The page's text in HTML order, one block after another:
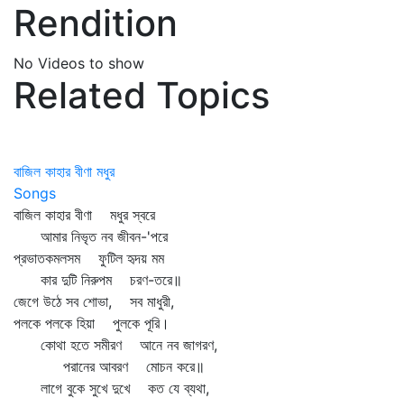
Rendition
No Videos to show
Related Topics
বাজিল কাহার বীণা মধুর
Songs
বাজিল কাহার বীণা মধুর স্বরে
আমার নিভৃত নব জীবন-'পরে
প্রভাতকমলসম ফুটিল হৃদয় মম
কার দুটি নিরুপম চরণ-তরে॥
জেগে উঠে সব শোভা, সব মাধুরী,
পলকে পলকে হিয়া পুলকে পূরি।
কোথা হতে সমীরণ আনে নব জাগরণ,
পরানের আবরণ মোচন করে॥
লাগে বুকে সুখে দুখে কত যে ব্যথা,